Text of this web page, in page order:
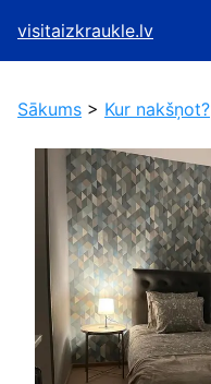
visitaizkraukle.lv
Sākums > Kur nakšņot?